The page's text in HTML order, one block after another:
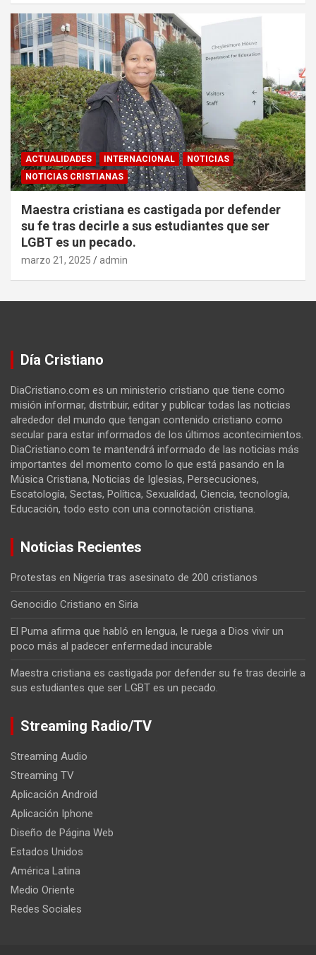
ACTUALIDADES INTERNACIONAL
NOTICIAS
NOTICIAS CRISTIANAS
Maestra cristiana es castigada por defender
su fe tras decirle a sus estudiantes que ser
LGBT es un pecado.
marzo 21, 2025 admin
Día Cristiano
DiaCristiano.com es un ministerio cristiano que tiene como
misión informar, distribuir, editar y publicar todas las noticias
alrededor del mundo que tengan contenido cristiano como
secular para estar informados de los últimos acontecimientos.
DiaCristiano.com te mantendrá informado de las noticias más
importantes del momento como lo que está pasando en la
Música Cristiana, Noticias de Iglesias, Persecuciones,
Escatología, Sectas, Política, Sexualidad, Ciencia, tecnología,
Educación, todo esto con una connotación cristiana.
Noticias Recientes
Protestas en Nigeria tras asesinato de 200 cristianos
Genocidio Cristiano en Siria
El Puma afirma que habló en lengua, le ruega a Dios vivir un
poco más al padecer enfermedad incurable
Maestra cristiana es castigada por defender su fe tras decirle a
sus estudiantes que ser LGBT es un pecado.
Streaming Radio/TV
Streaming Audio
Streaming TV
Aplicación Android
Aplicación Iphone
Diseño de Página Web
Estados Unidos
América Latina
Medio Oriente
Redes Sociales